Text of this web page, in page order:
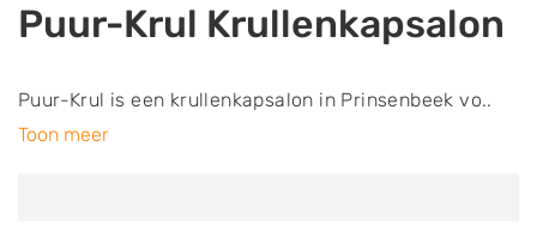
Puur-Krul Krullenkapsalon
Puur-Krul is een krullenkapsalon in Prinsenbeek vo..
Toon meer